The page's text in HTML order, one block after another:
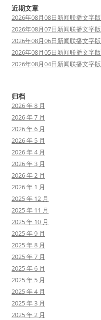
近期文章
2026年08月08日新闻联播文字版
2026年08月07日新闻联播文字版
2026年08月06日新闻联播文字版
2026年08月05日新闻联播文字版
2026年08月04日新闻联播文字版
归档
2026 年 8 月
2026 年 7 月
2026 年 6 月
2026 年 5 月
2026 年 4 月
2026 年 3 月
2026 年 2 月
2026 年 1 月
2025 年 12 月
2025 年 11 月
2025 年 10 月
2025 年 9 月
2025 年 8 月
2025 年 7 月
2025 年 6 月
2025 年 5 月
2025 年 4 月
2025 年 3 月
2025 年 2 月